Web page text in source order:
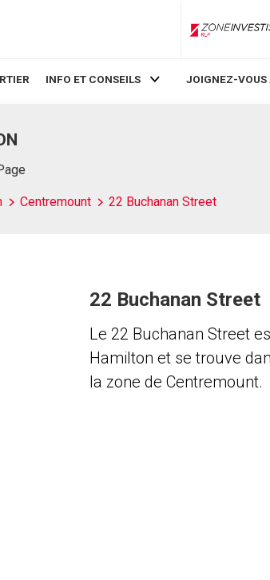
INFO ET CONSEILS JOIGNEZ-VOUS
Centremount 22 Buchanan Street
22 Buchanan Street
Le 22 Buchanan Street
Hamilton et se trouve
la zone de Centremount.